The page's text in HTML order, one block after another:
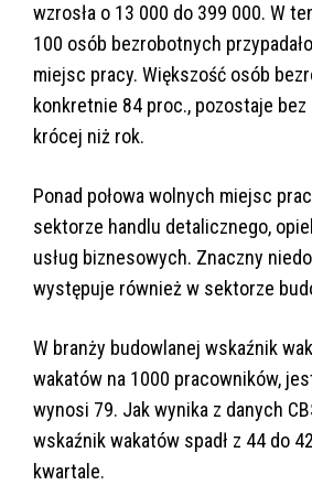
wzrosła o 13 000 do 399 000. W
100 osób bezrobotnych
miejsc pracy. Większość osób
konkretnie 84 proc., pozostaje
krócej niż rok.
Ponad połowa wolnych miejsc
sektorze handlu detalicznego,
usług biznesowych. Znaczny
występuje również w sektorze
W branży budowlanej wskaźnik
wakatów na 1000 pracowników,
wynosi 79. Jak wynika z danych
wskaźnik wakatów spadł z 44 do
kwartale.